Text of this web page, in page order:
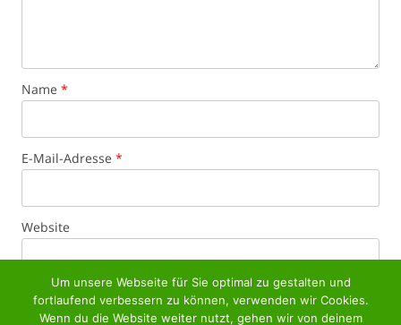
Name *
E-Mail-Adresse *
Website
Um unsere Webseite für Sie optimal zu gestalten und
fortlaufend verbessern zu können, verwenden wir Cookies.
Wenn du die Website weiter nutzt, gehen wir von deinem